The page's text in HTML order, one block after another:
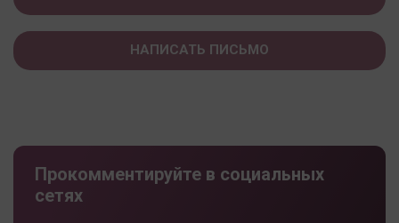
НАПИСАТЬ ПИСЬМО
Прокомментируйте в социальных
сетях